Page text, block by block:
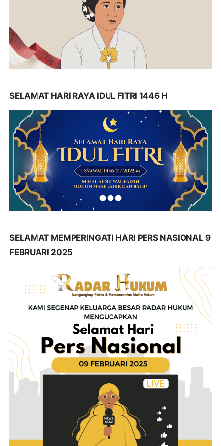
SELAMAT HARI RAYA IDUL FITRI 1446 H
SELAMAT MEMPERINGATI HARI PERS NASIONAL 9
FEBRUARI 2025